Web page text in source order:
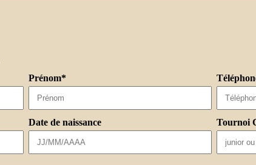
Prénom*
Date de naissance Tournoi